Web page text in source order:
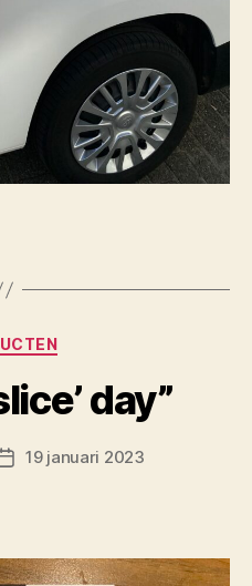
Categorieën
day”
Berichtdatum
19 januari 2023